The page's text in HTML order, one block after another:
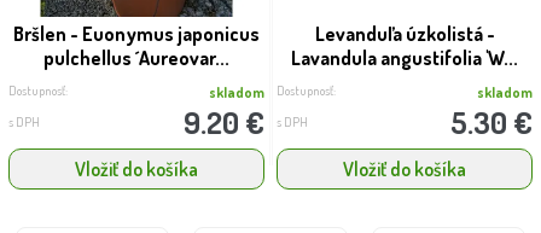
Bršlen - Euonymus japonicus
pulchellus ´Aureovar...
Dostupnosť: skladom
s DPH 9.20 €
Vložiť do košíka
Levanduľa úzkolistá -
Lavandula angustifolia 'W...
Dostupnosť: skladom
s DPH 5.30 €
Vložiť do košíka